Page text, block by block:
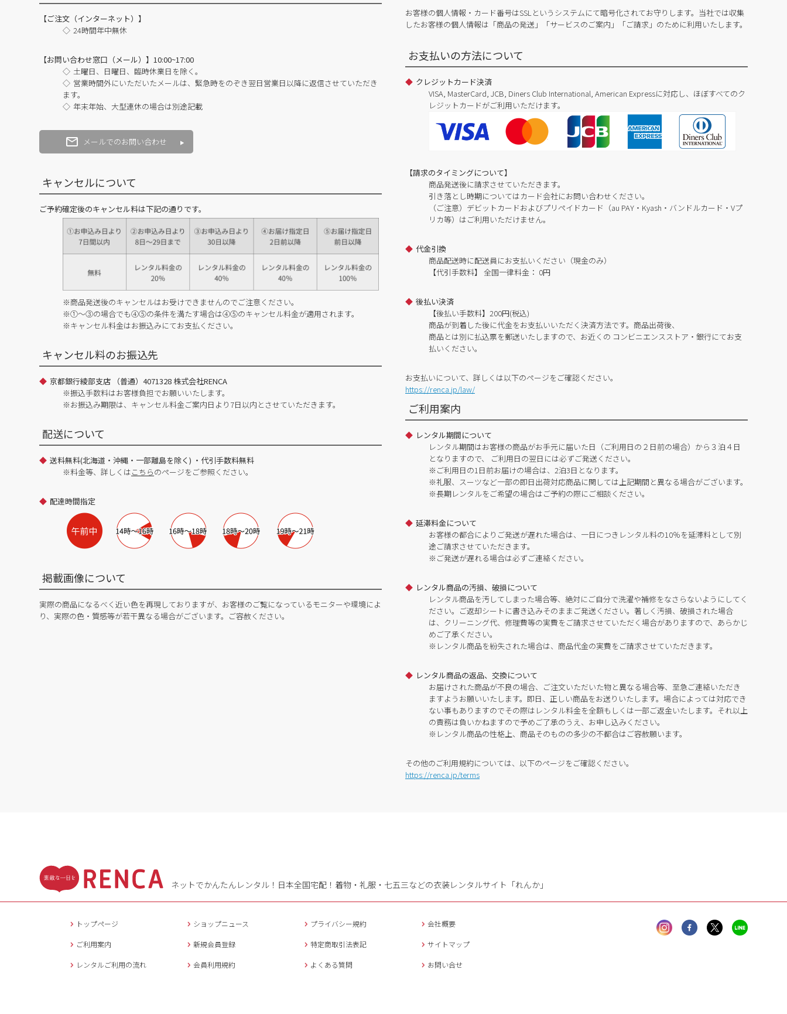
【ご注文（インターネット）】
24時間年中無休
【お問い合わせ窓口（メール）】10:00~17:00
土曜日、日曜日、臨時休業日を除く。
営業時間外にいただいたメールは、緊急時をのぞき翌日営業日以降に返信させていただき
ます。
年末年始、大型連休の場合は別途記載
メールでのお問い合わせ
キャンセルについて
ご予約確定後のキャンセル料は下記の通りです。
※商品発送後のキャンセルはお受けできませんのでご注意ください。
※①～③の場合でも④⑤の条件を満たす場合は④⑤のキャンセル料金が適用されます。
※キャンセル料金はお振込みにてお支払ください。
キャンセル料のお振込先
京都銀行綾部支店 （普通）4071328 株式会社RENCA
※振込手数料はお客様負担でお願いいたします。
※お振込み期限は、キャンセル料金ご案内日より7日以内とさせていただきます。
配送について
送料無料(北海道・沖縄・一部離島を除く) ・代引手数料無料
※料金等、詳しくはこちらのページをご参照ください。
配達時間指定
掲載画像について
実際の商品になるべく近い色を再現しておりますが、お客様のご覧になっているモニターや環境によ
り、実際の色・質感等が若干異なる場合がございます。ご容赦ください。
お客様の個人情報・カード番号はSSLというシステムにて暗号化されてお守りします。当社では収集
したお客様の個人情報は「商品の発送」「サービスのご案内」「ご請求」のために利用いたします。
お支払いの方法について
クレジットカード決済
VISA, MasterCard, JCB, Diners Club International, American Expressに対応し、ほぼすべてのク
レジットカードがご利用いただけます。
【請求のタイミングについて】
商品発送後に請求させていただきます。
引き落とし時期についてはカード会社にお問い合わせください。
（ご注意）デビットカードおよびプリペイドカード（au PAY・Kyash・バンドルカード・Vプ
リカ等）はご利用いただけません。
代金引換
商品配送時に配送員にお支払いください（現金のみ）
【代引手数料】 全国一律料金： 0円
後払い決済
【後払い手数料】200円(税込)
商品が到着した後に代金をお支払いいただく決済方法です。商品出荷後、
商品とは別に払込票を郵送いたしますので、お近くの コンビニエンスストア・銀行にてお支
払いください。
お支払いについて、詳しくは以下のページをご確認ください。
https://renca.jp/law/
ご利用案内
レンタル期間について
レンタル期間はお客様の商品がお手元に届いた日（ご利用日の２日前の場合）から３泊４日
となりますので、 ご利用日の翌日には必ずご発送ください。
※ご利用日の1日前お届けの場合は、2泊3日となります。
※礼服、スーツなど一部の即日出荷対応商品に関しては上記期間と異なる場合がございます。
※長期レンタルをご希望の場合はご予約の際にご相談ください。
延滞料金について
お客様の都合によりご発送が遅れた場合は、一日につきレンタル料の10％を延滞料として別
途ご請求させていただきます。
※ご発送が遅れる場合は必ずご連絡ください。
レンタル商品の汚損、破損について
レンタル商品を汚してしまった場合等、絶対にご自分で洗濯や補修をなさらないようにしてく
ださい。ご返却シートに書き込みそのままご発送ください。著しく汚損、破損された場合
は、クリーニング代、修理費等の実費をご請求させていただく場合がありますので、あらかじ
めご了承ください。
※レンタル商品を紛失された場合は、商品代金の実費をご請求させていただきます。
レンタル商品の返品、交換について
お届けされた商品が不良の場合、ご注文いただいた物と異なる場合等、至急ご連絡いただき
ますようお願いいたします。即日、正しい商品をお送りいたします。場合によっては対応でき
ない事もありますのでその際はレンタル料金を全額もしくは一部ご返金いたします。それ以上
の責務は負いかねますので予めご了承のうえ、お申し込みください。
※レンタル商品の性格上、商品そのものの多少の不都合はご容赦願います。
その他のご利用規約については、以下のページをご確認ください。
https://renca.jp/terms
ネットでかんたんレンタル！日本全国宅配！ 着物・礼服・七五三などの衣装レンタルサイト「れんか」
トップページ ショップニュース プライバシー規約 会社概要
ご利用案内 新規会員登録 特定商取引法表記 サイトマップ
レンタルご利用の流れ 会員利用規約 よくある質問 お問い合せ